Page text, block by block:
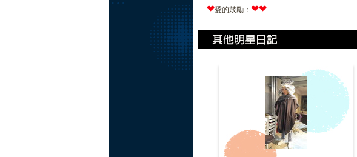
❤愛的鼓勵： ❤❤